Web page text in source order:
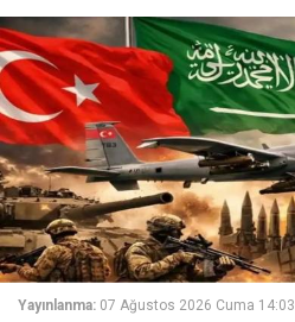
Yayınlanma: 07 Ağustos 2026 Cuma 14:03